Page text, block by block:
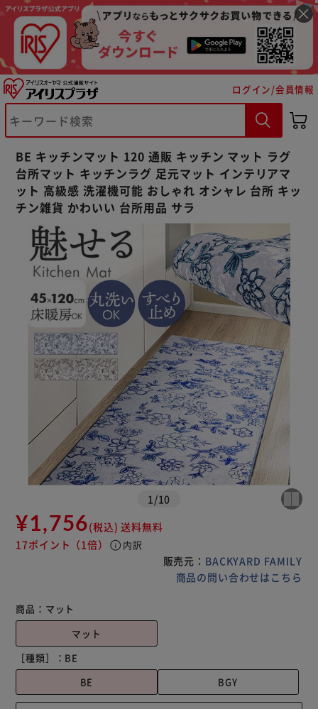
ログイン/会員情報
BE キッチンマット 120 通販 キッチン マット ラグ
台所マット キッチンラグ 足元マット インテリアマ
ット 高級感 洗濯機可能 おしゃれ オシャレ 台所 キッ
チン雑貨 かわいい 台所用品 サラ
1 /10
¥1,756(税込) 送料無料
17ポイント （1倍） info 内訳
販売元： BACKYARD FAMILY
商品の問い合わせはこちら
商品： マット
マット
［種類］： BE
BE
BGY
※ご確認ください
カートに入れる 購入手続きへ